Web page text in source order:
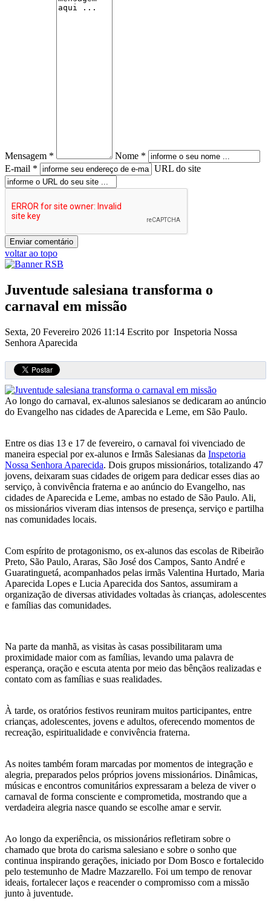
Mensagem *
Nome *
E-mail *
URL do site
voltar ao topo
Juventude salesiana transforma o
carnaval em missão
Sexta, 20 Fevereiro 2026 11:14 Escrito por Inspetoria Nossa
Senhora Aparecida
Ao longo do carnaval, ex-alunos salesianos se dedicaram ao anúncio
do Evangelho nas cidades de Aparecida e Leme, em São Paulo.
Entre os dias 13 e 17 de fevereiro, o carnaval foi vivenciado de
maneira especial por ex-alunos e Irmãs Salesianas da Inspetoria
Nossa Senhora Aparecida. Dois grupos missionários, totalizando 47
jovens, deixaram suas cidades de origem para dedicar esses dias ao
serviço, à convivência fraterna e ao anúncio do Evangelho, nas
cidades de Aparecida e Leme, ambas no estado de São Paulo. Ali,
os missionários viveram dias intensos de presença, serviço e partilha
nas comunidades locais.
Com espírito de protagonismo, os ex-alunos das escolas de Ribeirão
Preto, São Paulo, Araras, São José dos Campos, Santo André e
Guaratinguetá, acompanhados pelas irmãs Valentina Hurtado, Maria
Aparecida Lopes e Lucia Aparecida dos Santos, assumiram a
organização de diversas atividades voltadas às crianças, adolescentes
e famílias das comunidades.
Na parte da manhã, as visitas às casas possibilitaram uma
proximidade maior com as famílias, levando uma palavra de
esperança, oração e escuta atenta por meio das bênçãos realizadas e
contato com as famílias e suas realidades.
À tarde, os oratórios festivos reuniram muitos participantes, entre
crianças, adolescentes, jovens e adultos, oferecendo momentos de
recreação, espiritualidade e convivência fraterna.
As noites também foram marcadas por momentos de integração e
alegria, preparados pelos próprios jovens missionários. Dinâmicas,
músicas e encontros comunitários expressaram a beleza de viver o
carnaval de forma consciente e comprometida, mostrando que a
verdadeira alegria nasce quando se escolhe amar e servir.
Ao longo da experiência, os missionários refletiram sobre o
chamado que brota do carisma salesiano e sobre o sonho que
continua inspirando gerações, iniciado por Dom Bosco e fortalecido
pelo testemunho de Madre Mazzarello. Foi um tempo de renovar
ideais, fortalecer laços e reacender o compromisso com a missão
junto à juventude.